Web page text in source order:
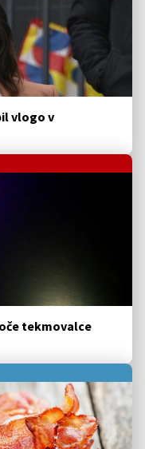
vlogo v
tekmovalce